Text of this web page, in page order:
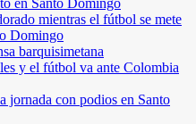
en Santo Domingo
mientras el fútbol se mete
Domingo
barquisimetana
y el fútbol va ante Colombia
jornada con podios en Santo